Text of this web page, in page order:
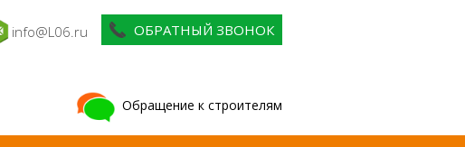
info@L06.ru ОБРАТНЫЙ ЗВОНОК
Обращение к строителям